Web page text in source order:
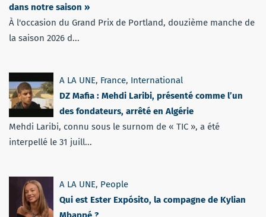
dans notre saison »
À l'occasion du Grand Prix de Portland, douzième manche de
la saison 2026 d...
A LA UNE, France, International
DZ Mafia : Mehdi Laribi, présenté comme l’un
des fondateurs, arrêté en Algérie
Mehdi Laribi, connu sous le surnom de « TIC », a été
interpellé le 31 juill...
A LA UNE, People
Qui est Ester Expósito, la compagne de Kylian